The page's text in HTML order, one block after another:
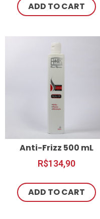
ADD TO CART
Anti-Frizz 500 mL
R$134,90
ADD TO CART